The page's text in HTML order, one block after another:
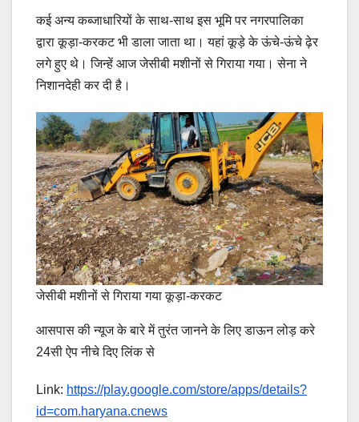
कई अन्य कब्जाधारियों के साथ-साथ इस भूमि पर नगरपालिका
द्वारा कूड़ा-करकट भी डाला जाता था। यहां कूड़े के ऊंचे-ऊंचे ढ़ेर
लगे हुए थे। जिन्हें आज जेसीबी मशीनों से गिराया गया। सेना ने
निशानदेही कर दी है।
जेसीबी मशीनों से गिराया गया कूड़ा-करकट
आसपास की न्यूज के बारे में तुरंत जानने के लिए डाऊन लोड़ करे
24सी ऐप नीचे दिए लिंक से
Link: https://play.google.com/store/apps/details?
id=com.haryana.cnews